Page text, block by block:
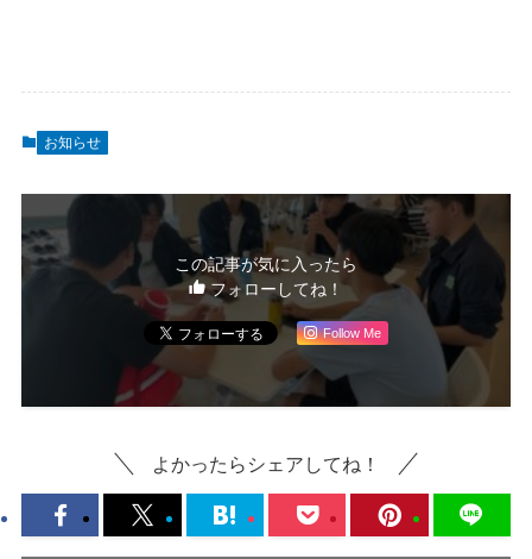
お知らせ
この記事が気に入ったら
フォローしてね！
Follow Me
よかったらシェアしてね！